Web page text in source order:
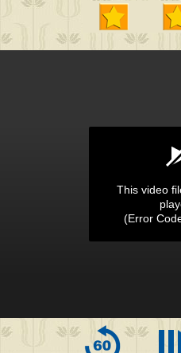
seconds
This video
(Error